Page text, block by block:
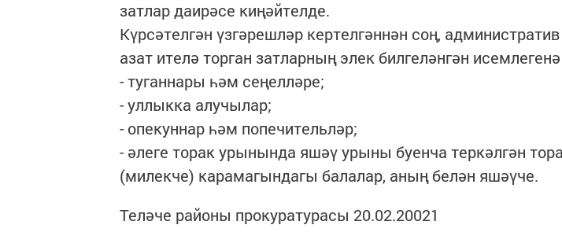
затлар даирәсе киңәйтелде.
Күрсәтелгән үзгәрешләр кертелгәннән соң,
азат ителә торган затларның элек билгеләнгән
- туганнары һәм сеңелләре;
- уллыкка алучылар;
- опекуннар һәм попечительләр;
- әлеге торак урынында яшәү урыны буенча теркәлгән
(милекче) карамагындагы балалар, аның белән яшәүче.
Теләче районы прокуратурасы 20.02.20021